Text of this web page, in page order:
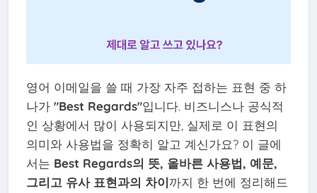
영어 이메일을 쓸 때 가장 자주 접하는 표현 중 하
나가 "Best Regards"입니다. 비즈니스나 공식적
인 상황에서 많이 사용되지만, 실제로 이 표현의
의미와 사용법을 정확히 알고 계신가요? 이 글에
서는 Best Regards의 뜻, 올바른 사용법, 예문,
그리고 유사 표현과의 차이까지 한 번에 정리해드